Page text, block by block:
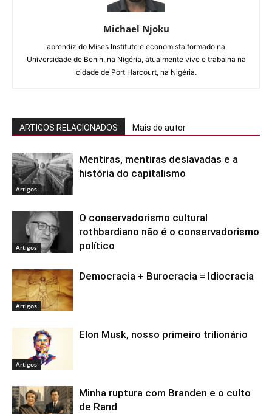
Michael Njoku
aprendiz do Mises Institute e economista formado na
Universidade de Benin, na Nigéria, atualmente vive e trabalha na
cidade de Port Harcourt, na Nigéria.
ARTIGOS RELACIONADOS Mais do autor
Artigos
Mentiras, mentiras deslavadas e a
história do capitalismo
Artigos
O conservadorismo cultural
rothbardiano não é o conservadorismo
político
Artigos
Democracia + Burocracia = Idiocracia
Artigos
Elon Musk, nosso primeiro trilionário
Minha ruptura com Branden e o culto
de Rand